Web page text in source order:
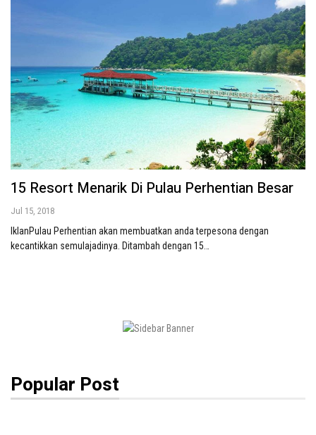
15 Resort Menarik Di Pulau Perhentian Besar
Jul 15, 2018
IklanPulau Perhentian akan membuatkan anda terpesona dengan
kecantikkan semulajadinya. Ditambah dengan 15…
Popular Post